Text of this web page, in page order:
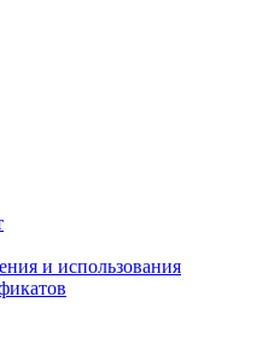
и использования